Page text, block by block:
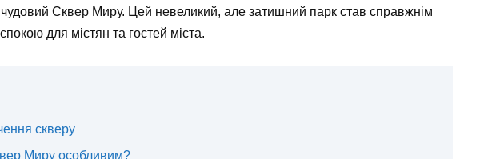
Сквер Миру. Цей невеликий, але затишний парк став справжнім
для містян та гостей міста.
скверу
Миру особливим?